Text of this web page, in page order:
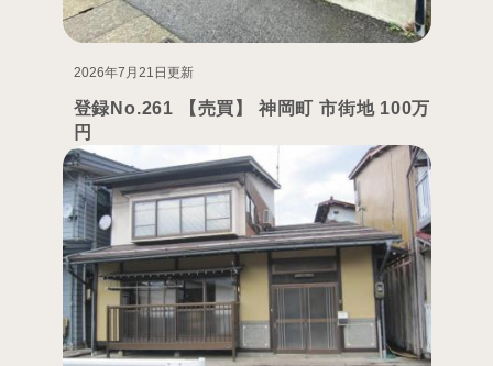
2026年7月21日更新
登録No.261 【売買】 神岡町 市街地 100万
円